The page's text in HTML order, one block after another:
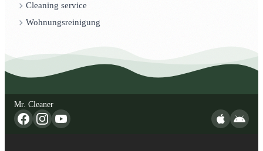
Cleaning service
Wohnungsreinigung
Mr. Cleaner